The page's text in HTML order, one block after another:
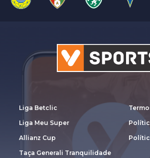
Liga Betclic
Liga Meu Super
Allianz Cup
Taça Generali Tranquilidade